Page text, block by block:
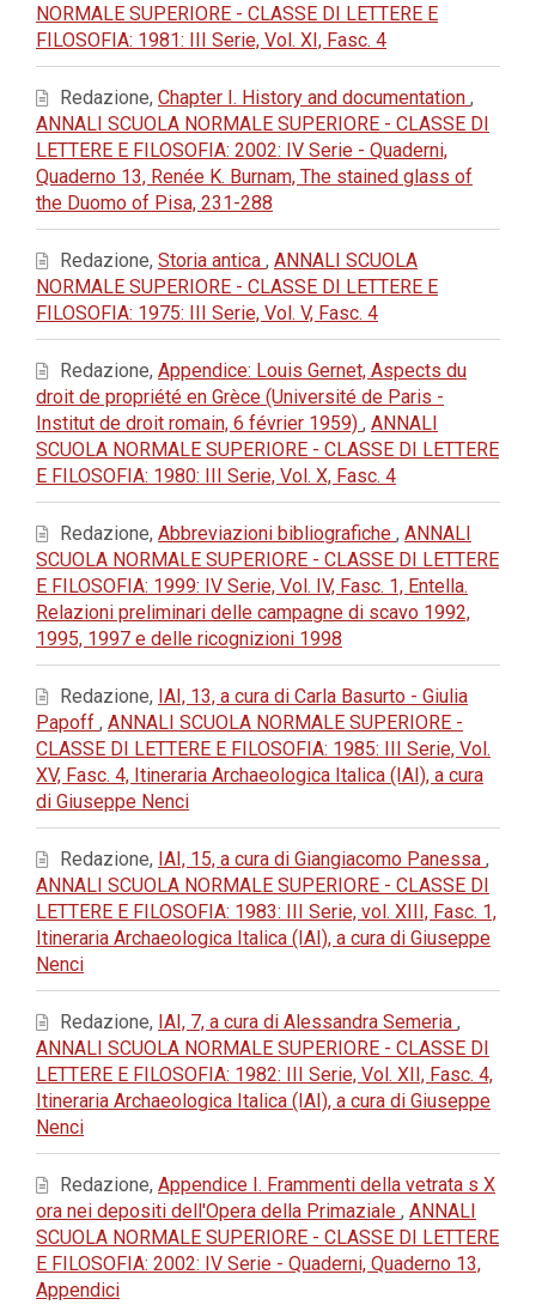
NORMALE SUPERIORE - CLASSE DI LETTERE E
FILOSOFIA: 1981: III Serie, Vol. XI, Fasc. 4
Redazione, Chapter I. History and documentation ,
ANNALI SCUOLA NORMALE SUPERIORE - CLASSE DI
LETTERE E FILOSOFIA: 2002: IV Serie - Quaderni,
Quaderno 13, Renée K. Burnam, The stained glass of
the Duomo of Pisa, 231-288
Redazione, Storia antica , ANNALI SCUOLA
NORMALE SUPERIORE - CLASSE DI LETTERE E
FILOSOFIA: 1975: III Serie, Vol. V, Fasc. 4
Redazione, Appendice: Louis Gernet, Aspects du
droit de propriété en Grèce (Université de Paris -
Institut de droit romain, 6 février 1959) , ANNALI
SCUOLA NORMALE SUPERIORE - CLASSE DI LETTERE
E FILOSOFIA: 1980: III Serie, Vol. X, Fasc. 4
Redazione, Abbreviazioni bibliografiche , ANNALI
SCUOLA NORMALE SUPERIORE - CLASSE DI LETTERE
E FILOSOFIA: 1999: IV Serie, Vol. IV, Fasc. 1, Entella.
Relazioni preliminari delle campagne di scavo 1992,
1995, 1997 e delle ricognizioni 1998
Redazione, IAI, 13, a cura di Carla Basurto - Giulia
Papoff , ANNALI SCUOLA NORMALE SUPERIORE -
CLASSE DI LETTERE E FILOSOFIA: 1985: III Serie, Vol.
XV, Fasc. 4, Itineraria Archaeologica Italica (IAI), a cura
di Giuseppe Nenci
Redazione, IAI, 15, a cura di Giangiacomo Panessa ,
ANNALI SCUOLA NORMALE SUPERIORE - CLASSE DI
LETTERE E FILOSOFIA: 1983: III Serie, vol. XIII, Fasc. 1,
Itineraria Archaeologica Italica (IAI), a cura di Giuseppe
Nenci
Redazione, IAI, 7, a cura di Alessandra Semeria ,
ANNALI SCUOLA NORMALE SUPERIORE - CLASSE DI
LETTERE E FILOSOFIA: 1982: III Serie, Vol. XII, Fasc. 4,
Itineraria Archaeologica Italica (IAI), a cura di Giuseppe
Nenci
Redazione, Appendice I. Frammenti della vetrata s X
ora nei depositi dell'Opera della Primaziale , ANNALI
SCUOLA NORMALE SUPERIORE - CLASSE DI LETTERE
E FILOSOFIA: 2002: IV Serie - Quaderni, Quaderno 13,
Appendici